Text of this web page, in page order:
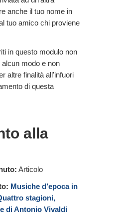
anche il tuo nome in
tuo amico chi proviene
in questo modulo non
modo e non
altre finalità all'infuori
di questa
alla
Articolo
Musiche d’epoca in
stagioni,
di Antonio Vivaldi